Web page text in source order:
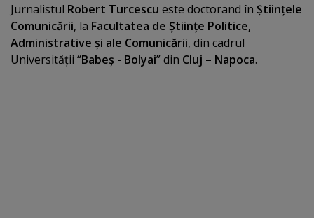
Jurnalistul Robert Turcescu este doctorand în Ştiinţele
Comunicării, la Facultatea de Ştiinţe Politice,
Administrative şi ale Comunicării, din cadrul
Universităţii “Babeş - Bolyai” din Cluj – Napoca.